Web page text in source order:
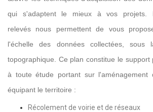
qui s'adaptent le mieux à vos projets.
relevés nous permettent de vous
l'échelle des données collectées,
topographique. Ce planconstitue le support
à toute étude portant sur l'aménagement
équipant le territoire :
Récolement de voirie et de réseaux